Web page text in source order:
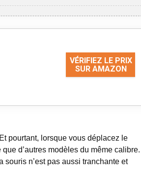
VÉRIFIEZ LE PRIX
SUR AMAZON
pourtant, lorsque vous déplacez le
d’autres modèles du même calibre.
souris n’est pas aussi tranchante et